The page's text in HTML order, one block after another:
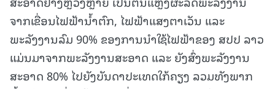
ຈາກເຂື່ອນໄຟຟ້ານໍ້າຕົກ, ໄຟຟ້າແສງຕາເວັນ ແລະ
ພະລັງງານລົມ 90% ຂອງການນໍາໃຊ້ໄຟຟ້າຂອງ ສປປ ລາວ
ແມ່ນມາຈາກພະລັງງານສະອາດ ແລະ ຍັງສົ່ງພະລັງງານ
ສະອາດ 80% ໄປຍັງບັນດາປະເທດໃກ້ຄຽງ ລວມທັງພາກ